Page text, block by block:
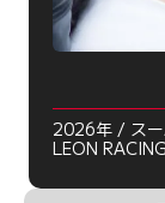
2026年 / ス
LEON